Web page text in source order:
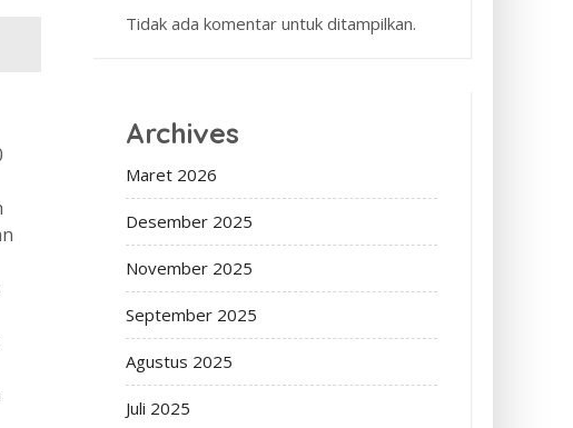
Tidak ada komentar untuk ditampilkan.
Archives
Maret 2026
Desember 2025
November 2025
September 2025
Agustus 2025
Juli 2025